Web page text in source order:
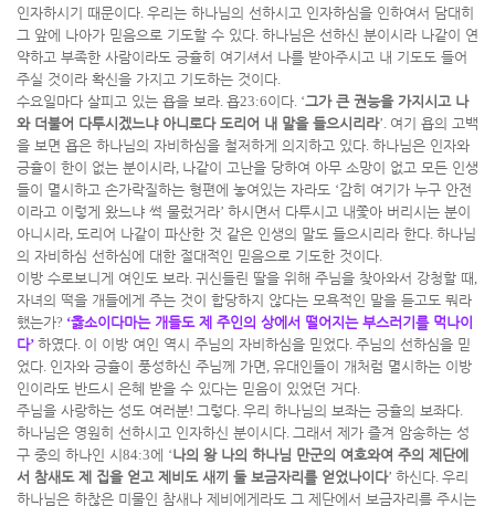
인자하시기 때문이다. 우리는 하나님의 선하시고 인자하심을 인하여서 담대히
그 앞에 나아가 믿음으로 기도할 수 있다. 하나님은 선하신 분이시라 나같이 연
약하고 부족한 사람이라도 긍휼히 여기셔서 나를 받아주시고 내 기도도 들어
주실 것이라 확신을 가지고 기도하는 것이다.
수요일마다 살피고 있는 욥을 보라. 욥23:6이다. ‘그가 큰 권능을 가지시고 나
와 더불어 다투시겠느냐 아니로다 도리어 내 말을 들으시리라’. 여기 욥의 고백
을 보면 욥은 하나님의 자비하심을 철저하게 의지하고 있다. 하나님은 인자와
긍휼이 한이 없는 분이시라, 나같이 고난을 당하여 아무 소망이 없고 모든 인생
들이 멸시하고 손가락질하는 형편에 놓여있는 자라도 ‘감히 여기가 누구 안전
이라고 이렇게 왔느냐 썩 물렀거라’ 하시면서 다투시고 내쫓아 버리시는 분이
아니시라, 도리어 나같이 파산한 것 같은 인생의 말도 들으시리라 한다. 하나님
의 자비하심 선하심에 대한 절대적인 믿음으로 기도한 것이다.
이방 수로보니게 여인도 보라. 귀신들린 딸을 위해 주님을 찾아와서 강청할 때 ,
자녀의 떡을 개들에게 주는 것이 합당하지 않다는 모욕적인 말을 듣고도 뭐라
했는가? ‘옳소이다마는 개들도 제 주인의 상에서 떨어지는 부스러기를 먹나이
다’ 하였다. 이 이방 여인 역시 주님의 자비하심을 믿었다. 주님의 선하심을 믿
었다. 인자와 긍휼이 풍성하신 주님께 가면, 유대인들이 개처럼 멸시하는 이방
인이라도 반드시 은혜 받을 수 있다는 믿음이 있었던 거다.
주님을 사랑하는 성도 여러분! 그렇다. 우리 하나님의 보좌는 긍휼의 보좌다.
하나님은 영원히 선하시고 인자하신 분이시다. 그래서 제가 즐겨 암송하는 성
구 중의 하나인 시 84:3에 ‘나의 왕 나의 하나님 만군의 여호와여 주의 제단에
서 참새도 제 집을 얻고 제비도 새끼 둘 보금자리를 얻었나이다’ 하신다. 우리
하나님은 하찮은 미물인 참새나 제비에게라도 그 제단에서 보금자리를 주시는